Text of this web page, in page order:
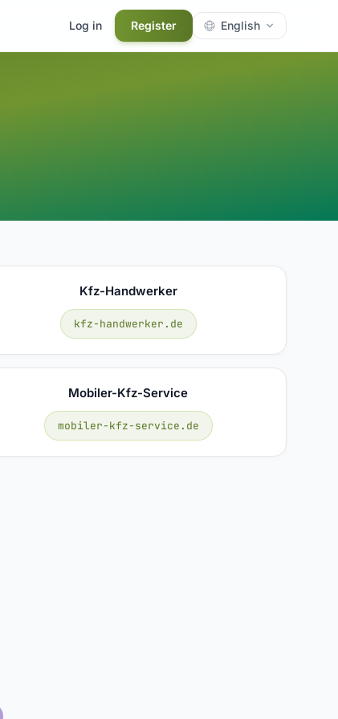
Log in Register English
Kfz-Handwerker
kfz-handwerker.de
Mobiler-Kfz-Service
mobiler-kfz-service.de